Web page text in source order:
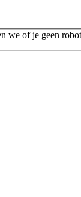
we of je geen